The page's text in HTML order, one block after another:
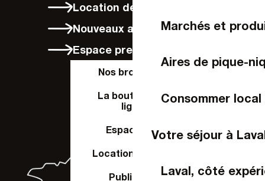
Marchés et
Aires de pique-
Consommer local
Votre séjour à
Laval, côté
Location de vélos à Laval
Nouveaux arrivants
Espace presse
Nos brochures
La boutique en
ligne
Espace Pro
Location de salle
Publier un